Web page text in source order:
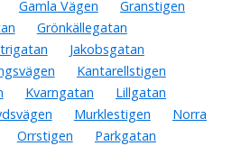
Gamla Vägen
Granstigen
Grönkällegatan
Jakobsgatan
Kantarellstigen
Kvarngatan
Lillgatan
Murklestigen
Norra
Orrstigen
Parkgatan